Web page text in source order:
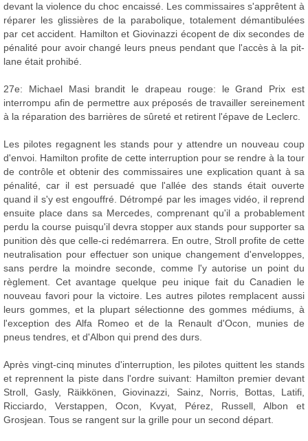
devant la violence du choc encaissé. Les commissaires s'apprêtent à
réparer les glissières de la parabolique, totalement démantibulées
par cet accident. Hamilton et Giovinazzi écopent de dix secondes de
pénalité pour avoir changé leurs pneus pendant que l'accès à la pit-
lane était prohibé.
27e: Michael Masi brandit le drapeau rouge: le Grand Prix est
interrompu afin de permettre aux préposés de travailler sereinement
à la réparation des barrières de sûreté et retirent l'épave de Leclerc.
Les pilotes regagnent les stands pour y attendre un nouveau coup
d'envoi. Hamilton profite de cette interruption pour se rendre à la tour
de contrôle et obtenir des commissaires une explication quant à sa
pénalité, car il est persuadé que l'allée des stands était ouverte
quand il s'y est engouffré. Détrompé par les images vidéo, il reprend
ensuite place dans sa Mercedes, comprenant qu'il a probablement
perdu la course puisqu'il devra stopper aux stands pour supporter sa
punition dès que celle-ci redémarrera. En outre, Stroll profite de cette
neutralisation pour effectuer son unique changement d'enveloppes,
sans perdre la moindre seconde, comme l'y autorise un point du
règlement. Cet avantage quelque peu inique fait du Canadien le
nouveau favori pour la victoire. Les autres pilotes remplacent aussi
leurs gommes, et la plupart sélectionne des gommes médiums, à
l'exception des Alfa Romeo et de la Renault d'Ocon, munies de
pneus tendres, et d'Albon qui prend des durs.
Après vingt-cinq minutes d'interruption, les pilotes quittent les stands
et reprennent la piste dans l'ordre suivant: Hamilton premier devant
Stroll, Gasly, Räikkönen, Giovinazzi, Sainz, Norris, Bottas, Latifi,
Ricciardo, Verstappen, Ocon, Kvyat, Pérez, Russell, Albon et
Grosjean. Tous se rangent sur la grille pour un second départ.